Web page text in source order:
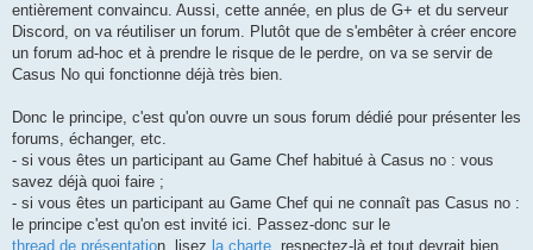
entièrement convaincu. Aussi, cette année, en plus de G+ et du serveur
Discord, on va réutiliser un forum. Plutôt que de s'embêter à créer encore
un forum ad-hoc et à prendre le risque de le perdre, on va se servir de
Casus No qui fonctionne déjà très bien.
Donc le principe, c'est qu'on ouvre un sous forum dédié pour présenter les
forums, échanger, etc.
- si vous êtes un participant au Game Chef habitué à Casus no : vous
savez déjà quoi faire ;
- si vous êtes un participant au Game Chef qui ne connaît pas Casus no :
le principe c'est qu'on est invité ici. Passez-donc sur le
thread de présentation, lisez la charte, respectez-là et tout devrait bien